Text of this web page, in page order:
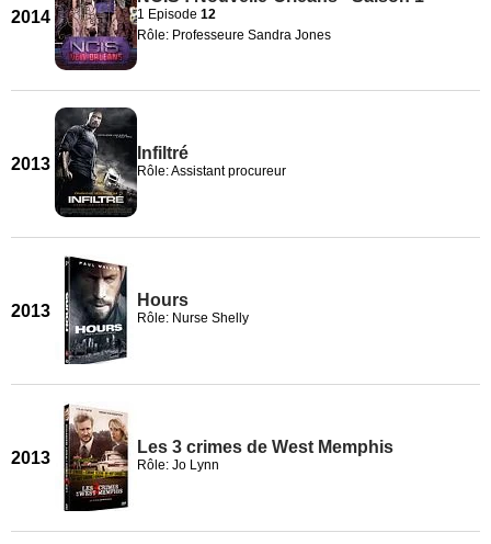
2014 1 Episode 12
Rôle: Professeure Sandra Jones
2013
Infiltré
Rôle: Assistant procureur
2013
Hours
Rôle: Nurse Shelly
2013
Les 3 crimes de West Memphis
Rôle: Jo Lynn